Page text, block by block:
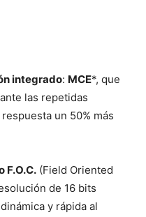
integrado: MCE*, que
las repetidas
un 50% más
F.O.C. (Field Oriented
de 16 bits
y rápida al